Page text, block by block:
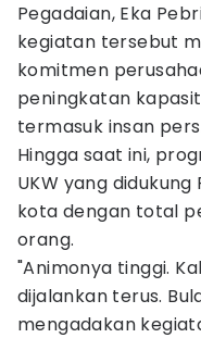
Pegadaian, Eka
kegiatan tersebut
komitmen
peningkatan
termasuk insan
Hingga saat ini,
UKW yang
kota dengan total
orang.
"Animonya tinggi.
dijalankan terus.
mengadakan